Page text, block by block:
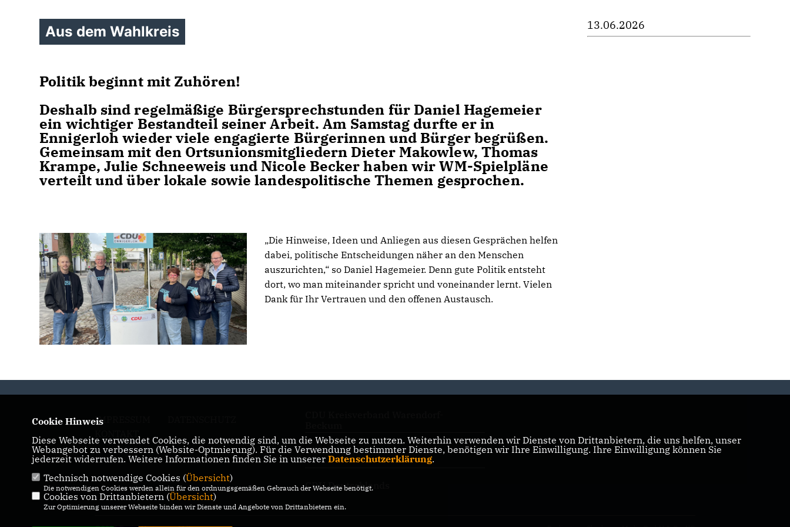
Aus dem Wahlkreis
Politik beginnt mit Zuhören!
Deshalb sind regelmäßige Bürgersprechstunden für Daniel Hagemeier
ein wichtiger Bestandteil seiner Arbeit. Am Samstag durfte er in
Ennigerloh wieder viele engagierte Bürgerinnen und Bürger begrüßen.
Gemeinsam mit den Ortsunionsmitgliedern Dieter Makowlew, Thomas
Krampe, Julie Schneeweis und Nicole Becker haben wir WM-Spielpläne
verteilt und über lokale sowie landespolitische Themen gesprochen.
Die Hinweise, Ideen und Anliegen aus diesen Gesprächen helfen
dabei, politische Entscheidungen näher an den Menschen
auszurichten,“ so Daniel Hagemeier. Denn gute Politik entsteht
dort, wo man miteinander spricht und voneinander lernt. Vielen
Dank für Ihr Vertrauen und den offenen Austausch.
13.06.2026
IMPRESSUM
CDU NRW
CDU Deutschlands
Cookie Hinweis
Diese Webseite verwendet Cookies, die notwendig sind, um die Webseite zu nutzen. Weiterhin verwenden wir Dienste von Drittanbietern, die uns helfen, unser
Webangebot zu verbessern (Website-Optmierung). Für die Verwendung bestimmter Dienste, benötigen wir Ihre Einwilligung. Ihre Einwilligung können Sie
jederzeit widerrufen. Weitere Informationen finden Sie in unserer Datenschutzerklärung.
Technisch notwendige Cookies (Übersicht)
Die notwendigen Cookies werden allein für den ordnungsgemäßen Gebrauch der Webseite benötigt.
Cookies von Drittanbietern (Übersicht)
Zur Optimierung unserer Webseite binden wir Dienste und Angebote von Drittanbietern ein.